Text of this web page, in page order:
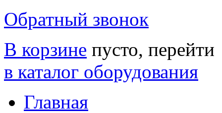
Обратный звонок
В корзине пусто, перейти
в каталог оборудования
Главная